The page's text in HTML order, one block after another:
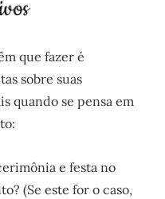
que fazer é
sobre suas
quando se pensa em
e festa no
(Se este for o caso,